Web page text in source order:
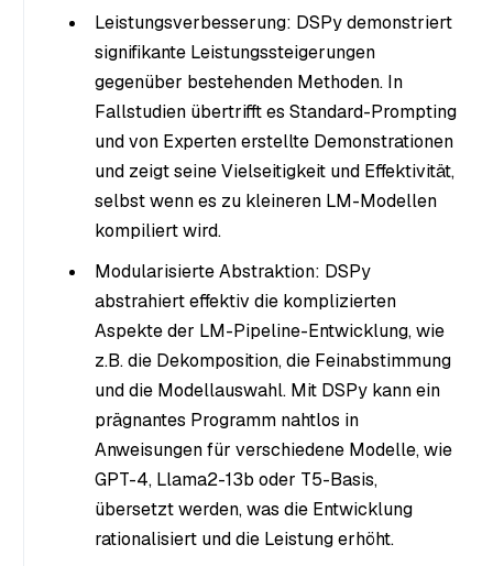
Leistungsverbesserung: DSPy demonstriert
signifikante Leistungssteigerungen
gegenüber bestehenden Methoden. In
Fallstudien übertrifft es Standard-Prompting
und von Experten erstellte Demonstrationen
und zeigt seine Vielseitigkeit und Effektivität,
selbst wenn es zu kleineren LM-Modellen
kompiliert wird.
Modularisierte Abstraktion: DSPy
abstrahiert effektiv die komplizierten
Aspekte der LM-Pipeline-Entwicklung, wie
z.B. die Dekomposition, die Feinabstimmung
und die Modellauswahl. Mit DSPy kann ein
prägnantes Programm nahtlos in
Anweisungen für verschiedene Modelle, wie
GPT-4, Llama2-13b oder T5-Basis,
übersetzt werden, was die Entwicklung
rationalisiert und die Leistung erhöht.